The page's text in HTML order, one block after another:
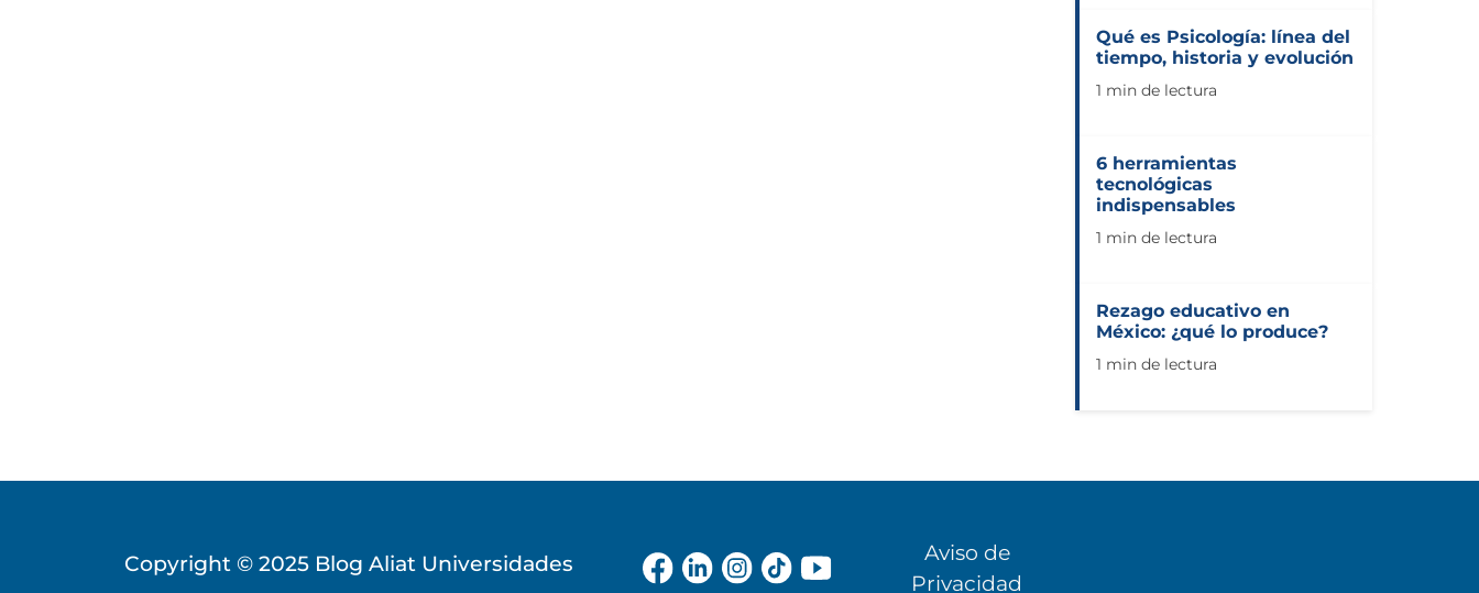
Qué es Psicología: línea del
tiempo, historia y evolución
1 min de lectura
6 herramientas
tecnológicas
indispensables
1 min de lectura
Rezago educativo en
México: ¿qué lo produce?
1 min de lectura
Copyright © 2025 Blog Aliat Universidades
Aviso de
Privacidad